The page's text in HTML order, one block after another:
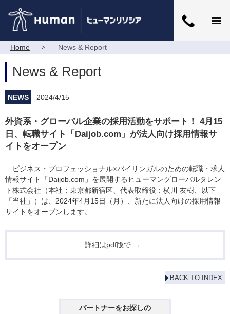
Home News & Report
News & Report
NEWS 2024/4/15
外資系・グローバル企業の採用活動をサポート！ 4月15
日、転職サイト「Daijob.com」が法人向け採用情報サ
イトをオープン
ビジネス・プロフェッショナル×バイリンガルのための転職・求人
情報サイト「Daijob.com」を展開するヒューマングローバルタレン
ト株式会社（本社：東京都新宿区、代表取締役：横川 友樹、以下
「当社」）は、2024年4月15日（月）、新たに法人向けの採用情報
サイトをオープンします。
詳細はpdf版で →
BACK TO INDEX
パートナーをお探しの